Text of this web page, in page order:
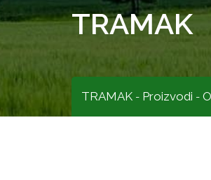
TRAMAK
TRAMAK - Proizvodi -